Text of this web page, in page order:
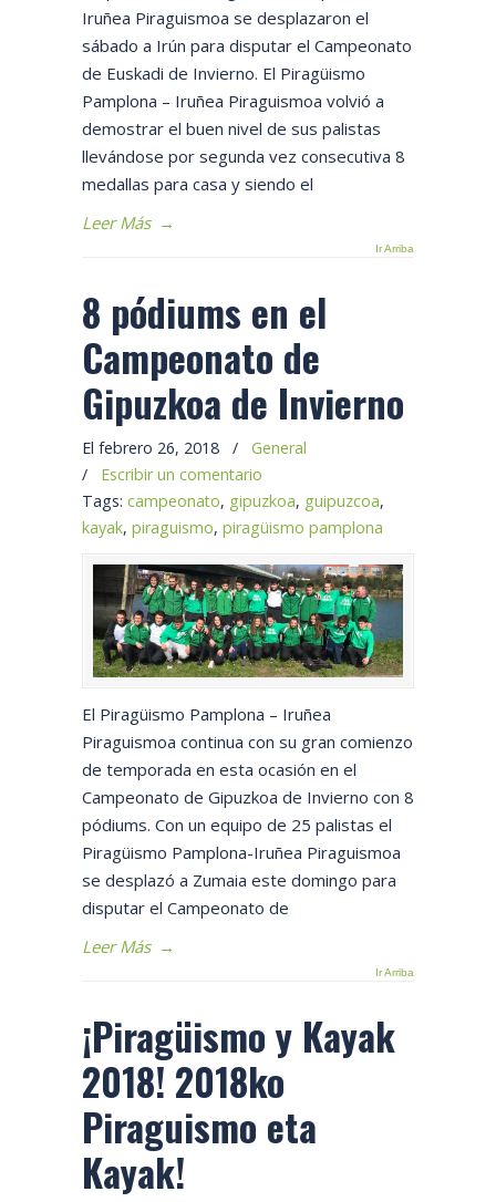
Iruñea Piraguismoa se desplazaron el
sábado a Irún para disputar el Campeonato
de Euskadi de Invierno. El Piragüismo
Pamplona – Iruñea Piraguismoa volvió a
demostrar el buen nivel de sus palistas
llevándose por segunda vez consecutiva 8
medallas para casa y siendo el
Leer Más →
Ir Arriba
8 pódiums en el
Campeonato de
Gipuzkoa de Invierno
El febrero 26, 2018 /
General
/ Escribir un comentario
Tags: campeonato, gipuzkoa, guipuzcoa,
kayak, piraguismo, piragüismo pamplona
El Piragüismo Pamplona – Iruñea
Piraguismoa continua con su gran comienzo
de temporada en esta ocasión en el
Campeonato de Gipuzkoa de Invierno con 8
pódiums. Con un equipo de 25 palistas el
Piragüismo Pamplona-Iruñea Piraguismoa
se desplazó a Zumaia este domingo para
disputar el Campeonato de
Leer Más →
Ir Arriba
¡Piragüismo y Kayak
2018! 2018ko
Piraguismo eta
Kayak!